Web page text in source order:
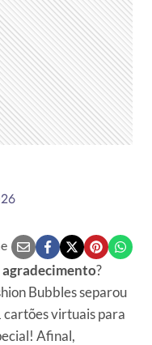
agradecimento?
Bubbles separou
cartões virtuais para
Afinal,